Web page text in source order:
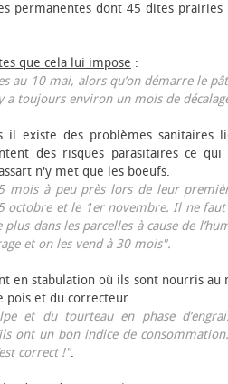
permanentes dont 45 dites prairies
que cela lui impose :
au 10 mai, alors qu’on démarre le
toujours environ un mois de
il existe des problèmes sanitaires
des risques parasitaires ce qui
n'y met que les bœufs.
mois à peu près lors de leur
octobre et le 1er novembre. Il ne
dans les parcelles à cause de
et on les vend à 30 mois".
en stabulation où ils sont nourris au
pois et du correcteur.
et du tourteau en phase
ont un bon indice de
correct !".